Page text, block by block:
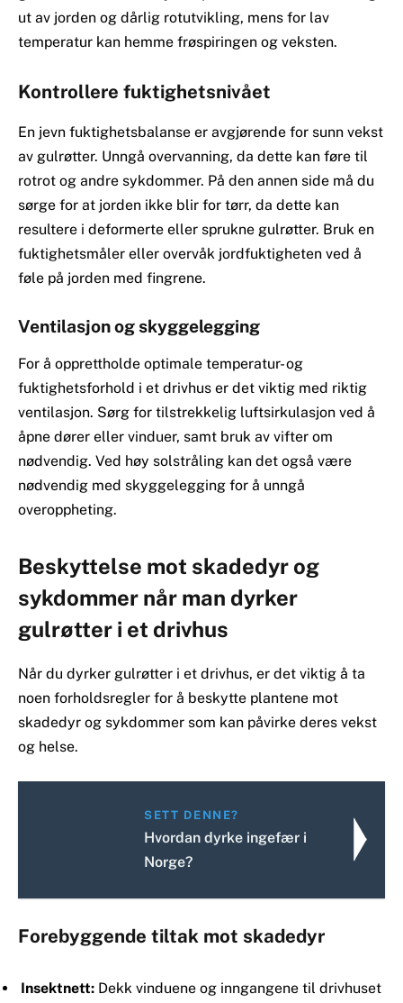
ut av jorden og dårlig rotutvikling, mens for lav
temperatur kan hemme frøspiringen og veksten.
Kontrollere fuktighetsnivået
En jevn fuktighetsbalanse er avgjørende for sunn vekst
av gulrøtter. Unngå overvanning, da dette kan føre til
rotrot og andre sykdommer. På den annen side må du
sørge for at jorden ikke blir for tørr, da dette kan
resultere i deformerte eller sprukne gulrøtter. Bruk en
fuktighetsmåler eller overvåk jordfuktigheten ved å
føle på jorden med fingrene.
Ventilasjon og skyggelegging
For å opprettholde optimale temperatur- og
fuktighetsforhold i et drivhus er det viktig med riktig
ventilasjon. Sørg for tilstrekkelig luftsirkulasjon ved å
åpne dører eller vinduer, samt bruk av vifter om
nødvendig. Ved høy solstråling kan det også være
nødvendig med skyggelegging for å unngå
overoppheting.
Beskyttelse mot skadedyr og
sykdommer når man dyrker
gulrøtter i et drivhus
Når du dyrker gulrøtter i et drivhus, er det viktig å ta
noen forholdsregler for å beskytte plantene mot
skadedyr og sykdommer som kan påvirke deres vekst
og helse.
SETT DENNE?
Hvordan dyrke ingefær i
Norge?
Forebyggende tiltak mot skadedyr
Insektnett: Dekk vinduene og inngangene til drivhuset